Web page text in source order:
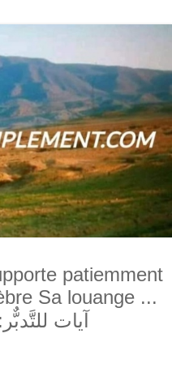
patiemment
Sa louange ...
آيات